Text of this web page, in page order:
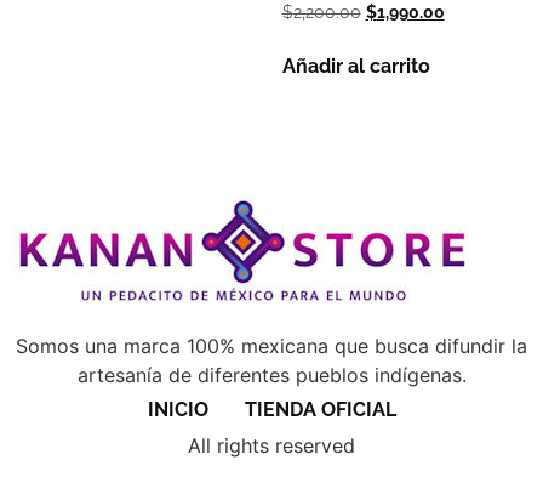
$2,200.00 $1,990.00
Añadir al carrito
Somos una marca 100% mexicana que busca difundir la
artesanía de diferentes pueblos indígenas.
INICIO TIENDA OFICIAL
All rights reserved